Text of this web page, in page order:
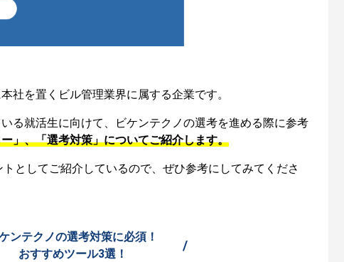
社を置くビル管理業界に属する企業です。
る就活生に向けて、ビケンテクノの選考を進める際に参考
」、「選考対策」についてご紹介します。
としてご紹介しているので、ぜひ参考にしてみてくださ
ンテクノの選考対策に必須！
おすすめツール3選！
/